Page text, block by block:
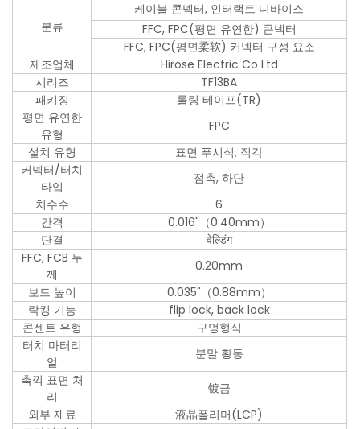
분류
케이블 콘넥터, 인터랙트 디바이스
FFC, FPC(평면 유연한) 콘넥터
FFC, FPC(평면柔软) 커넥터 구성 요소
제조업체
Hirose Electric Co Ltd
시리즈
TF13BA
패키징
롤링 테이프(TR)
평면 유연한
유형
FPC
설치 유형
표면 푸시식, 직각
커넥터/터치
타입
점촉, 하단
치수수
6
간격
0.016"（0.40mm）
단결
वेल्डिंग
FFC, FCB 두
께
0.20mm
보드 높이
0.035"（0.88mm）
락킹 기능
flip lock, back lock
콘센트 유형
구멍형식
터치 마터리
얼
분말 황동
촉끽 표면 처
리
镀금
외부 재료
液晶폴리머(LCP)